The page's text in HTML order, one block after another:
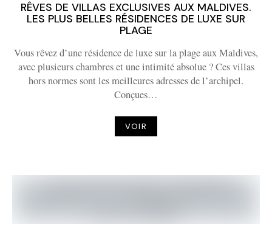
RÊVES DE VILLAS EXCLUSIVES AUX MALDIVES.
LES PLUS BELLES RÉSIDENCES DE LUXE SUR
PLAGE
Vous rêvez d’une résidence de luxe sur la plage aux Maldives,
avec plusieurs chambres et une intimité absolue ? Ces villas
hors normes sont les meilleures adresses de l’archipel.
Conçues…
VOIR